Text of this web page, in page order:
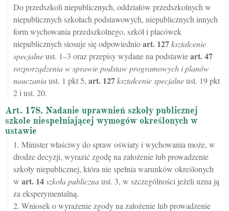
Do przedszkoli niepublicznych, oddziałów przedszkolnych w
niepublicznych szkołach podstawowych, niepublicznych innych
form wychowania przedszkolnego, szkół i placówek
niepublicznych stosuje się odpowiednioart. 127kształcenie
specjalneust. 1–3 oraz przepisy wydane na podstawieart.47
rozporządzenia w sprawie podstaw programowych i planów
nauczaniaust. 1 pkt 5, art. 127kształcenie specjalneust. 19 pkt
2 i ust. 20.
Art. 178. Nadanie uprawnień szkoły publicznej
szkole niespełniającej wymogów określonych w
ustawie
1. Minister właściwy do spraw oświaty i wychowania może, w
drodze decyzji, wyrazić zgodę na założenie lub prowadzenie
szkoły niepublicznej, która nie spełnia warunków określonych
w art. 14szkoła publicznaust. 3, w szczególności jeżeli uzna ją
za eksperymentalną.
2. Wniosek o wyrażenie zgody na założenie lub prowadzenie